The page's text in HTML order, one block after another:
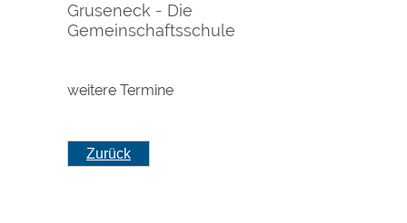
Gruseneck - Die
Gemeinschaftsschule
weitere Termine
Zurück